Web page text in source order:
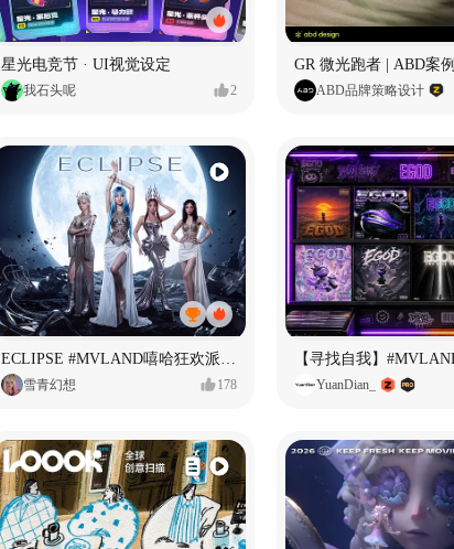
星光电竞节 · UI视觉设定
我石头呢 2
GR 微光跑者 | ABD案例
ABD品牌策略设计
雪青幻想 178 YuanDian_